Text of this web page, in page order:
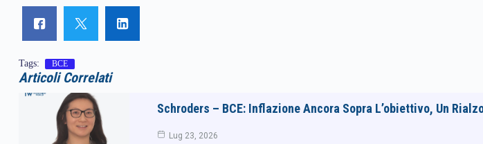
Tags: BCE
Articoli Correlati
Schroders – BCE: Inflazione Ancora Sopra L’obiettivo, Un
Lug 23, 2026